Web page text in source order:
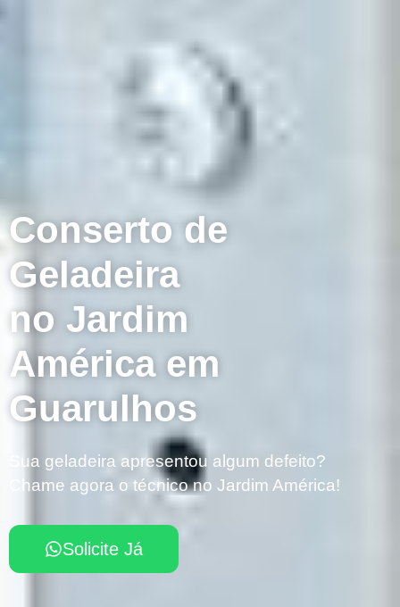
Conserto de
Geladeira
no Jardim
América em
Guarulhos
Sua geladeira apresentou algum defeito?
Chame agora o técnico no Jardim América!
Solicite Já